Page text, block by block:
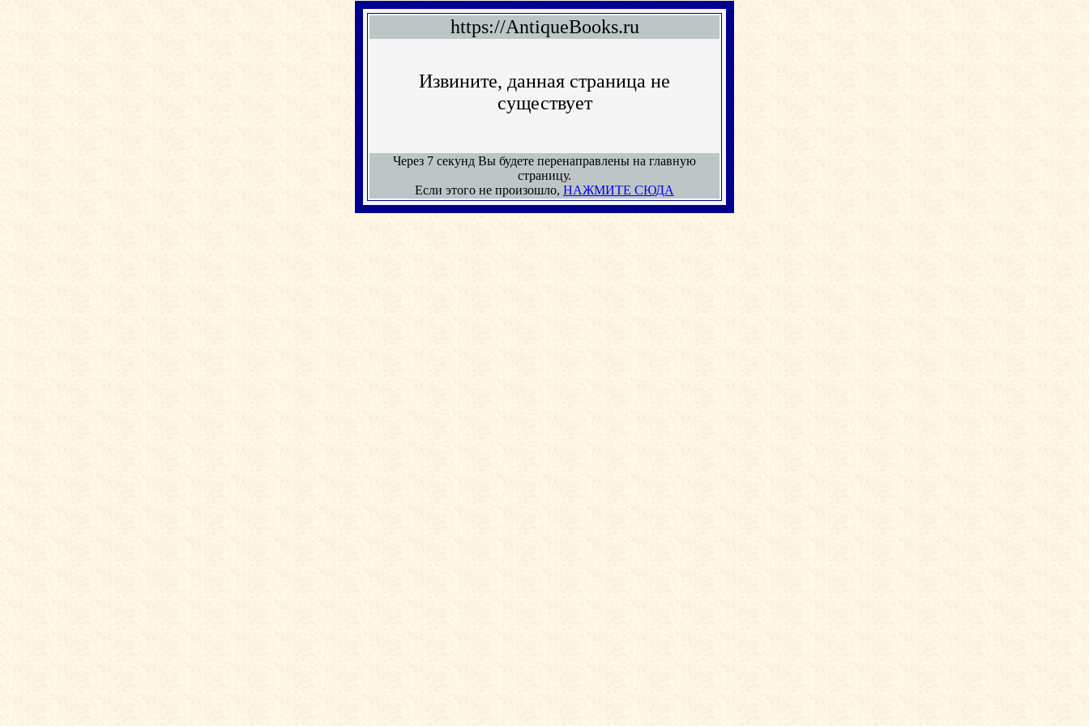
https://AntiqueBooks.ru
Извините, данная страница не
существует
Через 7 секунд Вы будете перенаправлены на главную
страницу.
Если этого не произошло, НАЖМИТЕ СЮДА